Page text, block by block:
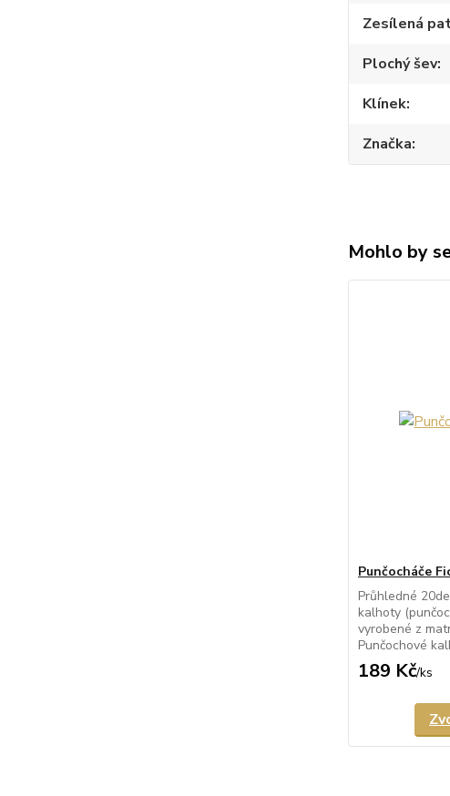
Zesílená
Plochý šev
Klínek
Značka
Mohlo by
Punčocháče
Průhledné
kalhoty
vyrobené z
Punčochové
189 Kč/ks